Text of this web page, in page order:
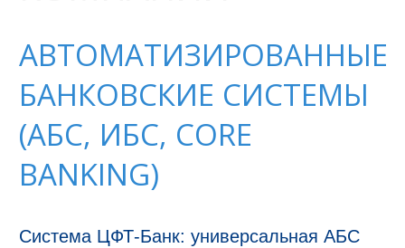
АВТОМАТИЗИРОВАННЫЕ
БАНКОВСКИЕ СИСТЕМЫ
(АБС, ИБС, CORE
BANKING)
Система ЦФТ-Банк: универсальная АБС